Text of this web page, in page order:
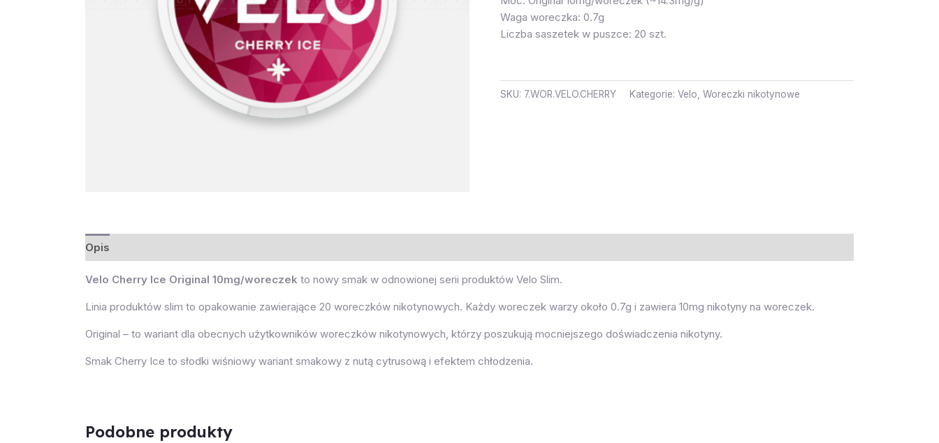
Waga woreczka: 0.7g
Liczba saszetek w puszce: 20 szt.
SKU: 7.WOR.VELO.CHERRY Kategorie: Velo, Woreczki nikotynowe
Opis
Velo Cherry Ice Original 10mg/woreczek to nowy smak w odnowionej serii produktów Velo Slim.
Linia produktów slim to opakowanie zawierające 20 woreczków nikotynowych. Każdy woreczek warzy około 0.7g i zawiera 10mg nikotyny na woreczek.
Original – to wariant dla obecnych użytkowników woreczków nikotynowych, którzy poszukują mocniejszego doświadczenia nikotyny.
Smak Cherry Ice to słodki wiśniowy wariant smakowy z nutą cytrusową i efektem chłodzenia.
Podobne produkty